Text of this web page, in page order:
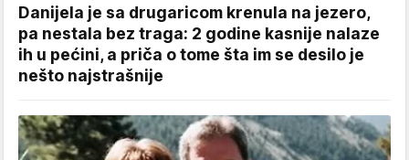
Danijela je sa drugaricom krenula na jezero,
pa nestala bez traga: 2 godine kasnije nalaze
ih u pećini, a priča o tome šta im se desilo je
nešto najstrašnije